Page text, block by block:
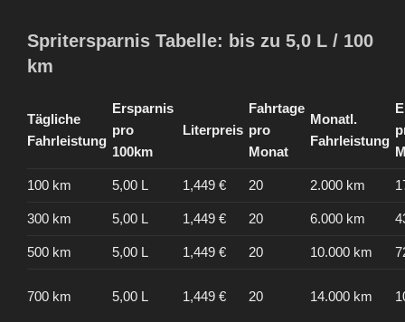
Spritersparnis Tabelle: bis zu 5,0 L / 100
km
Tägliche
Fahrleistung
Ersparnis
pro
100km
Literpreis
Fahrtage
pro
Monat
Monatl.
Fahrleistung
100 km 5,00 L 1,449 € 20 2.000 km
300 km 5,00 L 1,449 € 20 6.000 km
500 km 5,00 L 1,449 € 20 10.000 km
700 km 5,00 L 1,449 € 20 14.000 km